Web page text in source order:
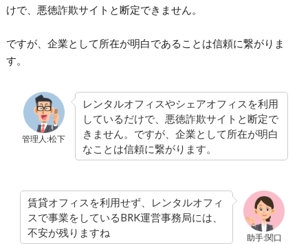
けで、悪徳詐欺サイトと断定できません。
ですが、企業として所在が明白であることは信頼に繋がりま
す。
管理人:松下
レンタルオフィスやシェアオフィスを利用
しているだけで、悪徳詐欺サイトと断定で
きません。ですが、企業として所在が明白
なことは信頼に繋がります。
助手:関口
賃貸オフィスを利用せず、レンタルオフィ
スで事業をしているBRK運営事務局には、
不安が残りますね